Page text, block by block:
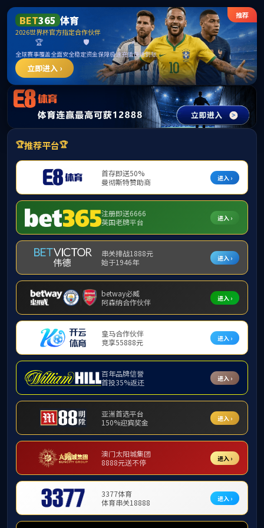
中国·必威(bw·西汉姆联)有限公司-Official
website
提示：访问地址无效，jjgz/http:/295找不到对应的栏目！
首页 关闭此页